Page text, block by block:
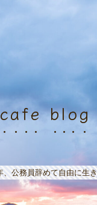
blog
公務員辞めて自由に生